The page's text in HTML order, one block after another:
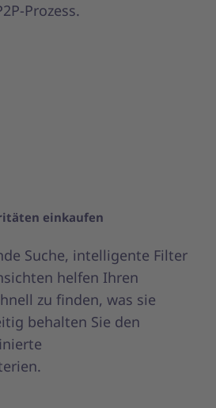
Prozess.
einkaufen
Suche, intelligente Filter
helfen Ihren
zu finden, was sie
behalten Sie den